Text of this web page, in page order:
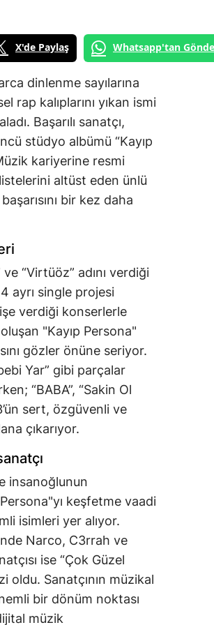
X'de Paylaş Whatsapp'tan
dinlenme sayılarına
rap kalıplarını yıkan ismi
Başarılı sanatçı,
stüdyo albümü “Kayıp
kariyerine resmi
altüst eden ünlü
bir kez daha
“Virtüöz” adını verdiği
ayrı single projesi
verdiği konserlerle
"Kayıp Persona"
gözler önüne seriyor.
Yar” gibi parçalar
“BABA”, “Sakin Ol
sert, özgüvenli ve
çıkarıyor.
insanoğlunun
keşfetme vaadi
isimleri yer alıyor.
Narco, C3rrah ve
ise “Çok Güzel
oldu. Sanatçının müzikal
bir dönüm noktası
müzik